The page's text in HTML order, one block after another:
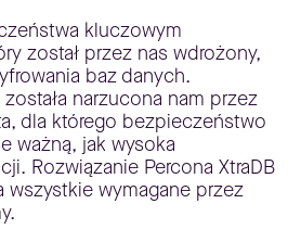
kluczowym
został przez nas wdrożony,
baz danych.
narzucona nam przez
dla którego bezpieczeństwo
ważną, jak wysoka
Rozwiązanie Percona XtraDB
wszystkie wymagane przez